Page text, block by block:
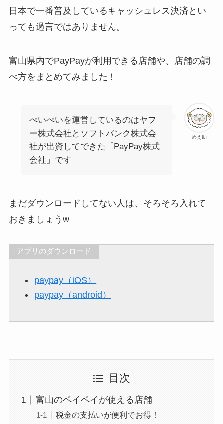
日本で一番普及しているキャッシュレス決済とい
っても過言ではありません。
富山県内でPayPayが利用できる店舗や、店舗の調
べ方をまとめてみました！
めえ助
ぺいぺいを運営しているのはヤフ
ー株式会社とソフトバンク株式会
社が出資してできた「PayPay株式
会社」です
まだダウンロードしてない人は、そろそろ入れて
おきましょうw
アプリのダウンロード
paypay（iOS）
paypay（android）
目次
富山のペイペイが使える店舗
税金の支払いが便利でお得！